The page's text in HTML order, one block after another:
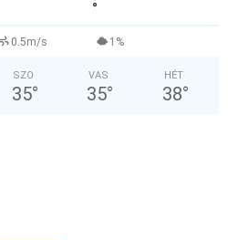
°
0.5m/s 1%
SZO
35°
VAS
35°
HÉT
38°